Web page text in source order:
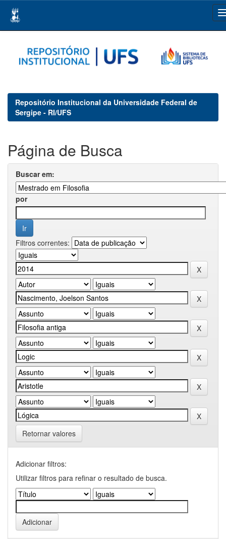
navigation
Repositório Institucional da Universidade Federal de
Sergipe - RI/UFS
Página de Busca
Buscar em:
por
Filtros correntes:
Retornar valores
Adicionar filtros:
Utilizar filtros para refinar o resultado de busca.